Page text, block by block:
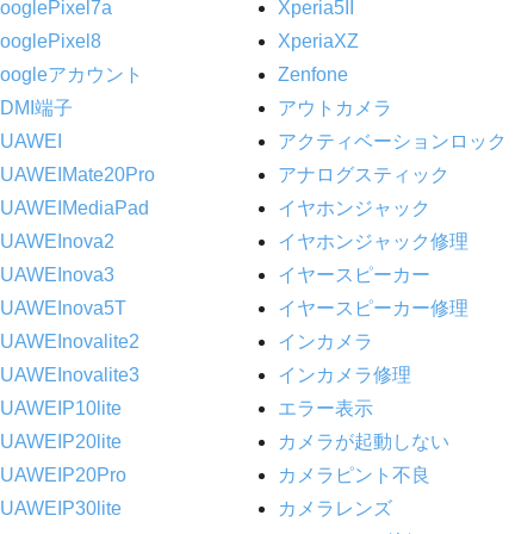
アカウント
端子
Xperia5II
XperiaXZ
Zenfone
アウトカメラ
アクティベーションロック
アナログスティック
イヤホンジャック
イヤホンジャック修理
イヤースピーカー
イヤースピーカー修理
インカメラ
インカメラ修理
エラー表示
カメラが起動しない
カメラピント不良
カメラレンズ